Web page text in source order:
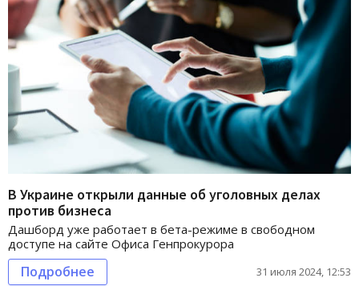
В Украине открыли данные об уголовных делах
против бизнеса
Дашборд уже работает в бета-режиме в свободном
доступе на сайте Офиса Генпрокурора
Подробнее 31 июля 2024, 12:53